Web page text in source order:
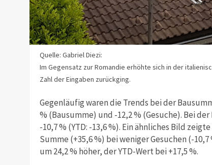
Quelle: Gabriel Diezi:
Im Gegensatz zur Romandie erhöhte sich in der
Zahl der Eingaben zurückging.
Gegenläufig waren die Trends bei der
% (Bausumme) und -12,2 % (Gesuche). Bei
-10,7 % (YTD: -13,6 %). Ein ähnliches Bild
Summe (+35,6 %) bei weniger Gesuchen (-
um 24,2 % höher, der YTD-Wert bei +17,5 %.